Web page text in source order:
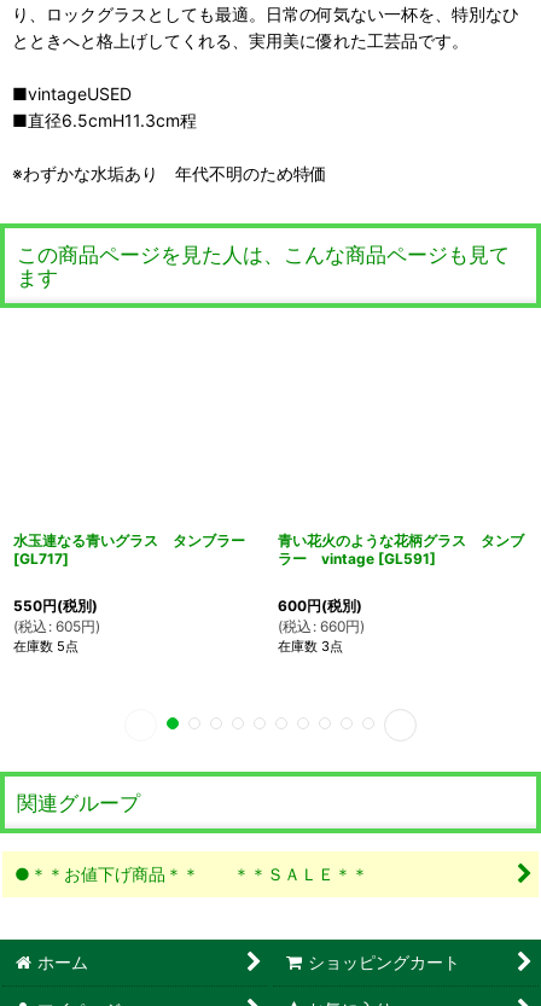
り、ロックグラスとしても最適。日常の何気ない一杯を、特別なひ
とときへと格上げしてくれる、実用美に優れた工芸品です。
■vintageUSED
■直径6.5cmH11.3cm程
※わずかな水垢あり 年代不明のため特価
この商品ページを見た人は、こんな商品ページも見て
ます
水玉連なる青いグラス タンブラー
[GL717]
550円(税別)
(税込 : 605円)
在庫数 5点
青い花火のような花柄グラス タンブ
ラー vintage [GL591]
600円(税別)
(税込 : 660円)
在庫数 3点
関連グループ
●＊＊お値下げ商品＊＊ ＊＊ＳＡＬＥ＊＊
ホーム ショッピングカート